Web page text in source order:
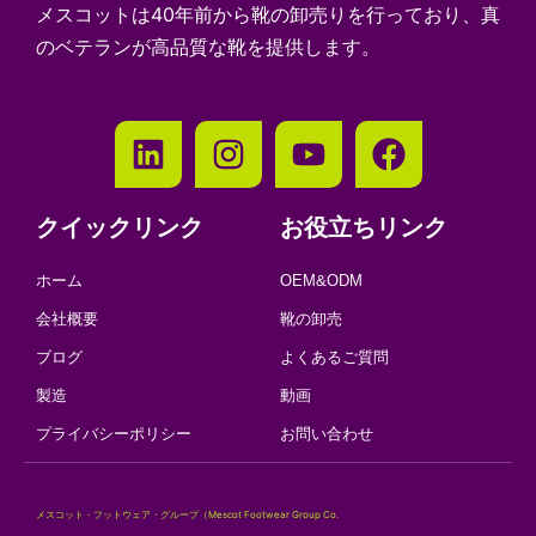
メスコットは40年前から靴の卸売りを行っており、真
のベテランが高品質な靴を提供します。
クイックリンク
ホーム
会社概要
ブログ
製造
プライバシーポリシー
お役立ちリンク
OEM&ODM
靴の卸売
よくあるご質問
動画
お問い合わせ
メスコット・フットウェア・グループ（Mescot Footwear Group Co.